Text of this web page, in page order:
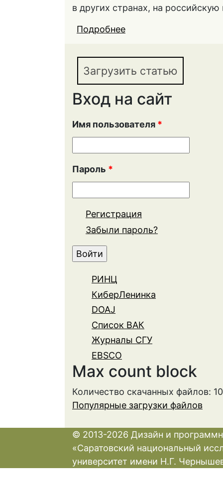
в других странах, на российскую
Подробнее
Загрузить статью
Вход на сайт
Имя пользователя *
Пароль *
Регистрация
Забыли пароль?
РИНЦ
КиберЛенинка
DOAJ
Список ВАК
Журналы СГУ
EBSCO
Max count block
Количество скачанных файлов:
Популярные загрузки файлов
© 2013-2026 Дизайн и
«Саратовский национальный
университет имени Н.Г.